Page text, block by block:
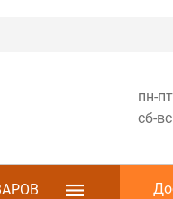
пн-
сб-